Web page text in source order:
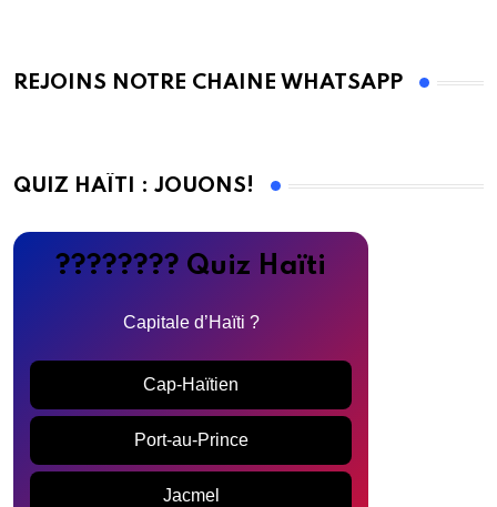
REJOINS NOTRE CHAINE WHATSAPP
QUIZ HAÏTI : JOUONS!
???????? Quiz Haïti
Capitale d’Haïti ?
Cap-Haïtien
Port-au-Prince
Jacmel